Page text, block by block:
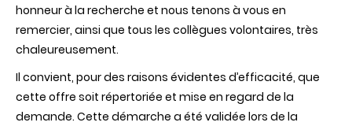
honneur à la recherche et nous tenons à vous en
remercier, ainsi que tous les collègues volontaires, très
chaleureusement.
Il convient, pour des raisons évidentes d’efficacité, que
cette offre soit répertoriée et mise en regard de la
demande. Cette démarche a été validée lors de la